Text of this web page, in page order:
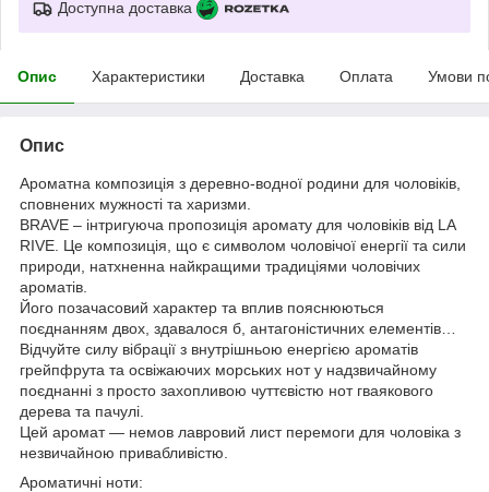
Доступна доставка
Опис Характеристики Доставка Оплата Умови
Опис
Ароматна композиція з деревно-водної родини для чоловіків,
сповнених мужності та харизми.
BRAVE – інтригуюча пропозиція аромату для чоловіків від LA
RIVE. Це композиція, що є символом чоловічої енергії та сили
природи, натхненна найкращими традиціями чоловічих
ароматів.
Його позачасовий характер та вплив пояснюються
поєднанням двох, здавалося б, антагоністичних елементів…
Відчуйте силу вібрації з внутрішньою енергією ароматів
грейпфрута та освіжаючих морських нот у надзвичайному
поєднанні з просто захопливою чуттєвістю нот гваякового
дерева та пачулі.
Цей аромат — немов лавровий лист перемоги для чоловіка з
незвичайною привабливістю.
Ароматичні ноти: